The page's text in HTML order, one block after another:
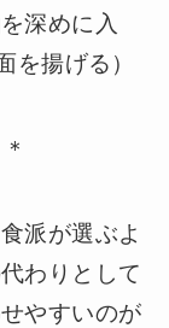
深めに入
揚げる）
派が選ぶよ
わりとして
やすいのが